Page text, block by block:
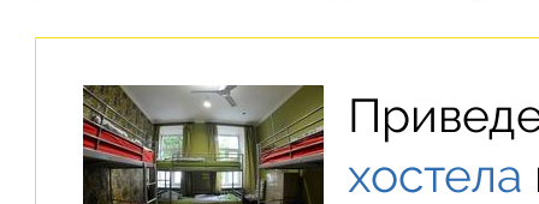
хостела